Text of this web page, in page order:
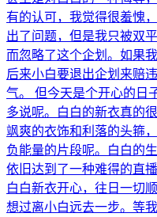
有的认可，我觉得很羞愧
出了问题，但是我只被双
而忽略了这个企划。如果
后来小白要退出企划来赔
气。 但今天是个开心的日
多说呢。白白的新衣真的
飒爽的衣饰和利落的头箍
负能量的片段呢。白白的
依旧达到了一种难得的直
白白新衣开心，往日一切
想过离小白远去一步。等